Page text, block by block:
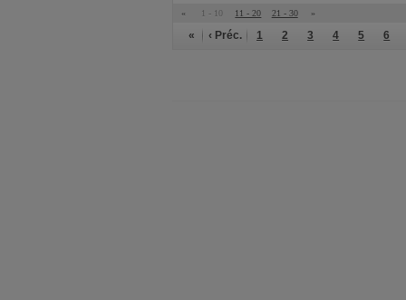
« 1 - 10 11 - 20 21 - 30 »
« ‹ Préc. 1 2 3 4 5 6